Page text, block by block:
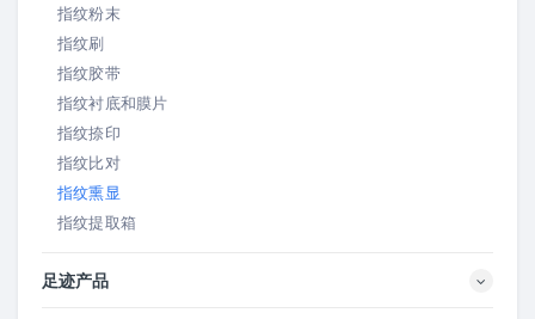
指纹粉末
指纹刷
指纹胶带
指纹衬底和膜片
指纹捺印
指纹比对
指纹熏显
指纹提取箱
足迹产品